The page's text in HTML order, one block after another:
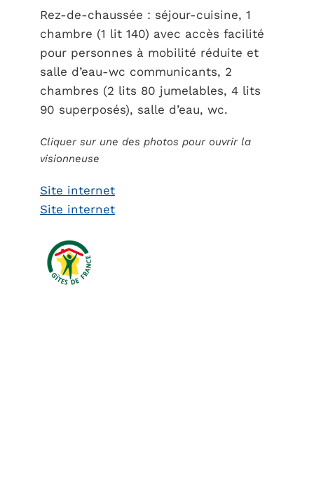
Rez-de-chaussée : séjour-cuisine, 1
chambre (1 lit 140) avec accès facilité
pour personnes à mobilité réduite et
salle d’eau-wc communicants, 2
chambres (2 lits 80 jumelables, 4 lits
90 superposés), salle d’eau, wc.
Cliquer sur une des photos pour ouvrir la
visionneuse
Site internet
Site internet